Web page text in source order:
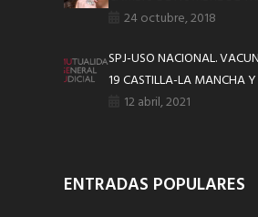
24 octubre, 2018
SPJ-USO NACIONAL.
19 CASTILLA-LA MANCHA
12 abril, 2021
ENTRADAS POPULARES